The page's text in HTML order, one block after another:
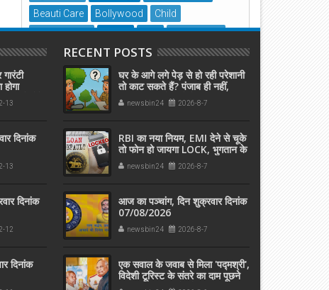
Beauti Care
Bollywood
Child
Environment
Health JOB
Knowladge
Life Style
Mango Party medical
Mobile
news old age
Social Media
Social News
social-service
Spirituality
Tour & Travels
Yojnay
अज़ब-गज़ब अध्यात्म आयुर्वेद
इतिहास
एस्ट्रोलॉजी
ऐतिहासिक कोरोना
खाना-खजाना
ज्योतिष त्यौहार देश-विदेश
नए साल
फायदे की बात
बैंक
कितने पैसे
13
दिनांक
13
दिनांक
12
दिनांक
RECENT POSTS
घर के आगे लगे पेड़ से हो रही परेशानी
तो काट सकते हैं? पंजाब ही नहीं,
दिल्‍ली-यूपी समेत पूरे देश का नियम
जान लें
newsbin24 2026-8-7
RBI का नया नियम, EMI देने से चूके
तो फोन हो जायगा LOCK, भुगतान के
बाद इतनी देर में होगा अनलॉक
newsbin24 2026-8-7
आज का पञ्चांग, दिन शुक्रवार दिनांक
07/08/2026
newsbin24 2026-8-7
एक सवाल के जवाब से मिला 'पद्मश्री',
विदेशी टूरिस्ट के संतरे का दाम पूछने
पर,अनपढ़ फलवाले को दिला दिया